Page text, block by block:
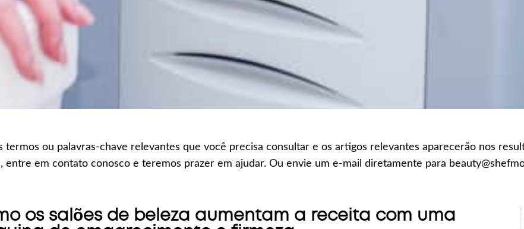
termos ou palavras-chave relevantes que você precisa consultar e os artigos relevantes aparecerão nos
entre em contato conosco e teremos prazer em ajudar. Ou envie um e-mail diretamente para
os salões de beleza aumentam a receita com uma